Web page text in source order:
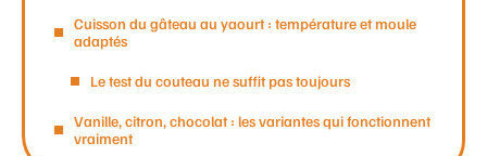
Cuisson du gâteau au yaourt : température et moule
adaptés
Le test du couteau ne suffit pas toujours
Vanille, citron, chocolat : les variantes qui fonctionnent
vraiment